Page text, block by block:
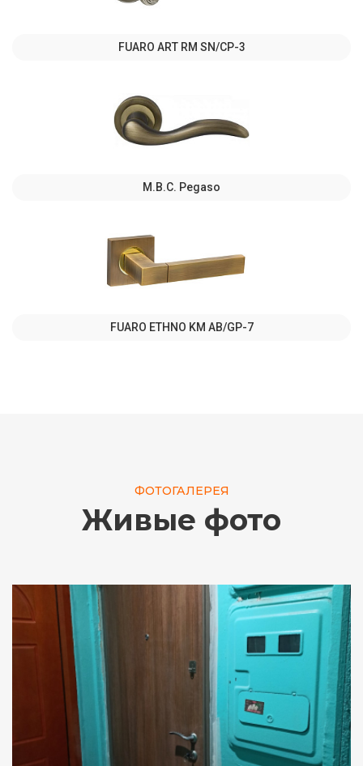
FUARO ART RM SN/CP-3
M.B.C. Pegaso
FUARO ETHNO KM AB/GP-7
ФОТОГАЛЕРЕЯ
Живые фото